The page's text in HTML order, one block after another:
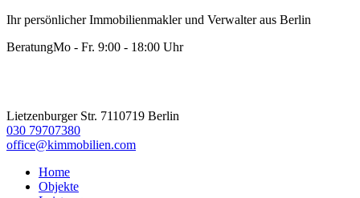
Ihr persönlicher Immobilienmakler und Verwalter aus Berlin
BeratungMo - Fr. 9:00 - 18:00 Uhr
Lietzenburger Str. 7110719 Berlin
030 79707380
office@kimmobilien.com
Home
Objekte